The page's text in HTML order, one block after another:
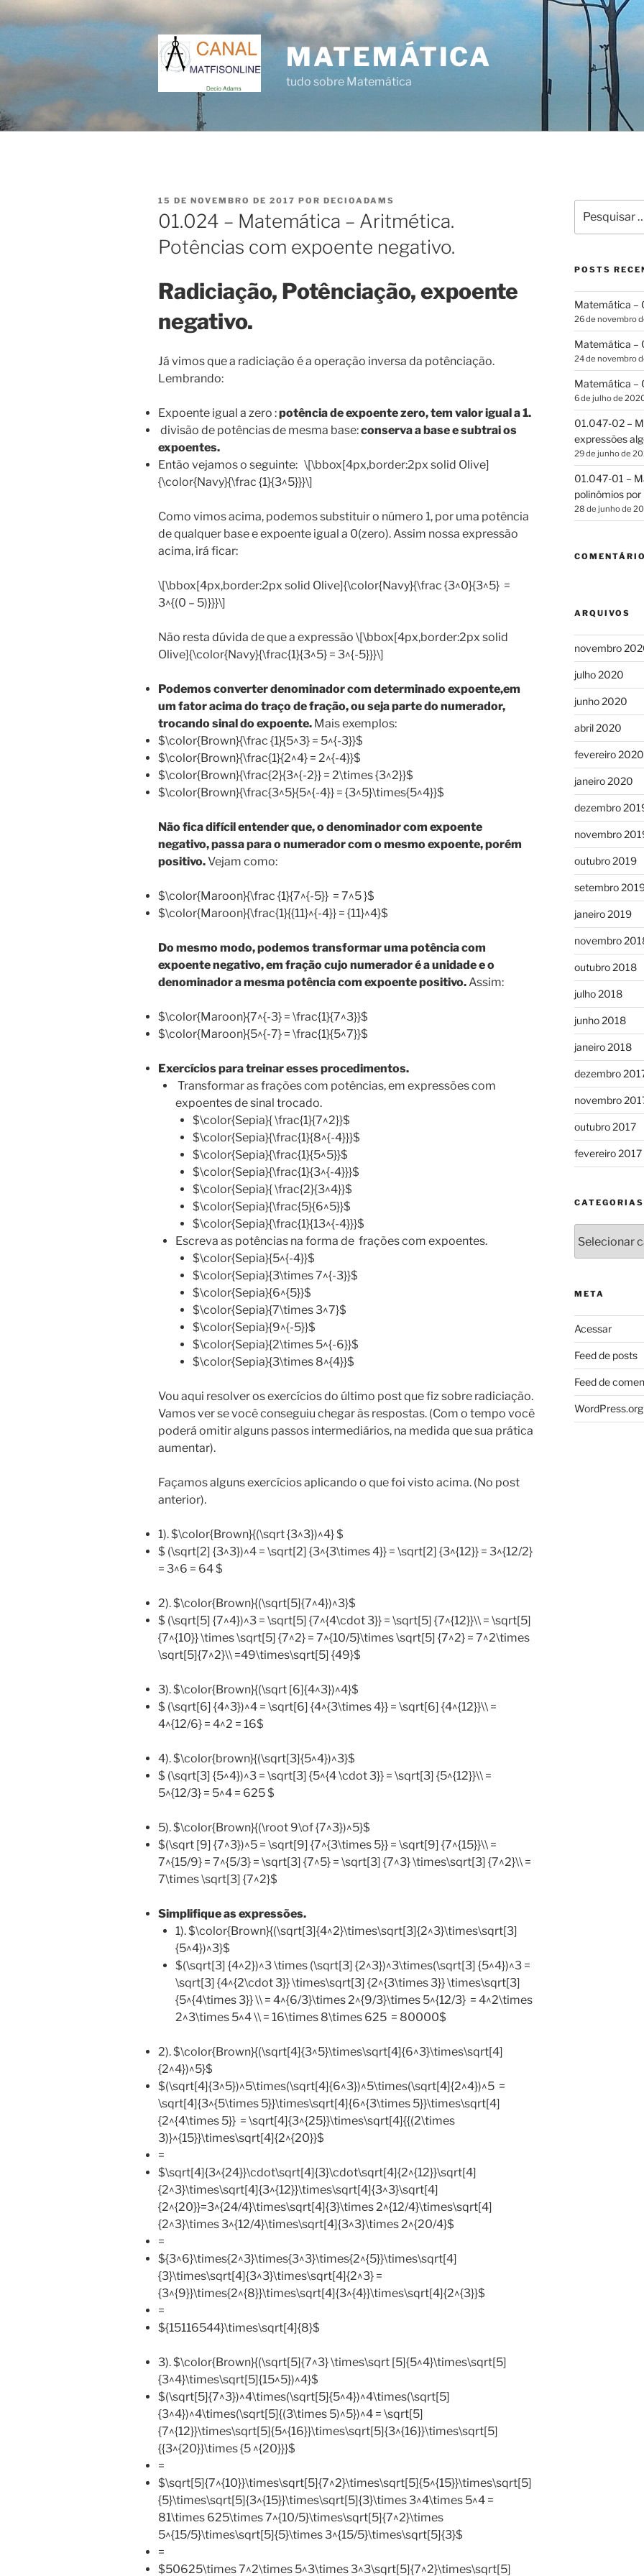
Pular
para
conteúdo
MATEMÁTICA
tudo sobre Matemática
PUBLICADO
EM
15 DE NOVEMBRO DE 2017 POR DECIOADAMS
01.024 – Matemática – Aritmética.
Potências com expoente negativo.
Radiciação, Potênciação, expoente
negativo.
Já vimos que a radiciação é a operação inversa da potênciação.
Lembrando:
Expoente igual a zero :potência de expoente zero, tem valor igual a 1.
divisão de potências de mesma base:conserva a base e subtrai os
expoentes.
Então vejamos o seguinte: \[\bbox[4px,border:2px solid Olive]
{\color{Navy}{\frac {1}{3^5}}}\]
Como vimos acima, podemos substituir o número 1, por uma potência
de qualquer base e expoente igual a 0(zero). Assim nossa expressão
acima, irá ficar:
\[\bbox[4px,border:2px solid Olive]{\color{Navy}{\frac {3^0}{3^5} =
3^{(0 – 5)}}}\]
Não resta dúvida de que a expressão \[\bbox[4px,border:2px solid
Olive]{\color{Navy}{\frac{1}{3^5} = 3^{-5}}}\]
Podemos converter denominador com determinado expoente,em
um fator acima do traço de fração, ou seja parte do numerador,
trocando sinal do expoente. Mais exemplos:
$\color{Brown}{\frac {1}{5^3} = 5^{-3}}$
$\color{Brown}{\frac{1}{2^4} = 2^{-4}}$
$\color{Brown}{\frac{2}{3^{-2}} = 2\times {3^2}}$
$\color{Brown}{\frac{3^5}{5^{-4}} = {3^5}\times{5^4}}$
Não fica difícil entender que, o denominador com expoente
negativo, passa para o numerador com o mesmo expoente, porém
positivo.Vejam como:
$\color{Maroon}{\frac {1}{7^{-5}} = 7^5 }$
$\color{Maroon}{\frac{1}{{11}^{-4}} = {11}^4}$
Do mesmo modo, podemos transformar uma potência com
expoente negativo, em fração cujo numerador é a unidade e o
denominador a mesma potência com expoente positivo. Assim:
$\color{Maroon}{7^{-3} = \frac{1}{7^3}}$
$\color{Maroon}{5^{-7} = \frac{1}{5^7}}$
Exercícios para treinar esses procedimentos.
Transformar as frações com potências, em expressões com
expoentes de sinal trocado.
$\color{Sepia}{ \frac{1}{7^2}}$
$\color{Sepia}{\frac{1}{8^{-4}}}$
$\color{Sepia}{\frac{1}{5^5}}$
$\color{Sepia}{\frac{1}{3^{-4}}}$
$\color{Sepia}{ \frac{2}{3^4}}$
$\color{Sepia}{\frac{5}{6^5}}$
$\color{Sepia}{\frac{1}{13^{-4}}}$
Escreva as potências na forma de frações com expoentes.
$\color{Sepia}{5^{-4}}$
$\color{Sepia}{3\times 7^{-3}}$
$\color{Sepia}{6^{5}}$
$\color{Sepia}{7\times 3^7}$
$\color{Sepia}{9^{-5}}$
$\color{Sepia}{2\times 5^{-6}}$
$\color{Sepia}{3\times 8^{4}}$
Vou aqui resolver os exercícios do último post que fiz sobre radiciação.
Vamos ver se você conseguiu chegar às respostas. (Com o tempo você
poderá omitir alguns passos intermediários, na medida que sua prática
aumentar).
Façamos alguns exercícios aplicando o que foi visto acima. (No post
anterior).
1). $\color{Brown}{(\sqrt {3^3})^4} $
$ (\sqrt[2] {3^3})^4 = \sqrt[2] {3^{3\times 4}} = \sqrt[2] {3^{12}} = 3^{12/2}
= 3^6 = 64 $
2). $\color{Brown}{(\sqrt[5]{7^4})^3}$
$ (\sqrt[5] {7^4})^3 = \sqrt[5] {7^{4\cdot 3}} = \sqrt[5] {7^{12}}\\ = \sqrt[5]
{7^{10}} \times \sqrt[5] {7^2} = 7^{10/5}\times \sqrt[5] {7^2} = 7^2\times
\sqrt[5]{7^2}\\ =49\times\sqrt[5] {49}$
3). $\color{Brown}{(\sqrt [6]{4^3})^4}$
$ (\sqrt[6] {4^3})^4 = \sqrt[6] {4^{3\times 4}} = \sqrt[6] {4^{12}}\\ =
4^{12/6} = 4^2 = 16$
4). $\color{brown}{(\sqrt[3]{5^4})^3}$
$ (\sqrt[3] {5^4})^3 = \sqrt[3] {5^{4 \cdot 3}} = \sqrt[3] {5^{12}}\\ =
5^{12/3} = 5^4 = 625 $
5). $\color{Brown}{(\root 9\of {7^3})^5}$
$(\sqrt [9] {7^3})^5 = \sqrt[9] {7^{3\times 5}} = \sqrt[9] {7^{15}}\\ =
7^{15/9} = 7^{5/3} = \sqrt[3] {7^5} = \sqrt[3] {7^3} \times\sqrt[3] {7^2}\\ =
7\times \sqrt[3] {7^2}$
Simplifique as expressões.
1). $\color{Brown}{(\sqrt[3]{4^2}\times\sqrt[3]{2^3}\times\sqrt[3]
{5^4})^3}$
$(\sqrt[3] {4^2})^3 \times (\sqrt[3] {2^3})^3\times(\sqrt[3] {5^4})^3 =
\sqrt[3] {4^{2\cdot 3}} \times\sqrt[3] {2^{3\times 3}} \times\sqrt[3]
{5^{4\times 3}} \\ = 4^{6/3}\times 2^{9/3}\times 5^{12/3} = 4^2\times
2^3\times 5^4 \\ = 16\times 8\times 625 = 80000$
2). $\color{Brown}{(\sqrt[4]{3^5}\times\sqrt[4]{6^3}\times\sqrt[4]
{2^4})^5}$
$(\sqrt[4]{3^5})^5\times(\sqrt[4]{6^3})^5\times(\sqrt[4]{2^4})^5 =
\sqrt[4]{3^{5\times 5}}\times\sqrt[4]{6^{3\times 5}}\times\sqrt[4]
{2^{4\times 5}} = \sqrt[4]{3^{25}}\times\sqrt[4]{{(2\times
3)}^{15}}\times\sqrt[4]{2^{20}}$
=
$\sqrt[4]{3^{24}}\cdot\sqrt[4]{3}\cdot\sqrt[4]{2^{12}}\sqrt[4]
{2^3}\times\sqrt[4]{3^{12}}\times\sqrt[4]{3^3}\sqrt[4]
{2^{20}}=3^{24/4}\times\sqrt[4]{3}\times 2^{12/4}\times\sqrt[4]
{2^3}\times 3^{12/4}\times\sqrt[4]{3^3}\times 2^{20/4}$
=
${3^6}\times{2^3}\times{3^3}\times{2^{5}}\times\sqrt[4]
{3}\times\sqrt[4]{3^3}\times\sqrt[4]{2^3} =
{3^{9}}\times{2^{8}}\times\sqrt[4]{3^{4}}\times\sqrt[4]{2^{3}}$
=
${15116544}\times\sqrt[4]{8}$
3). $\color{Brown}{(\sqrt[5]{7^3} \times\sqrt [5]{5^4}\times\sqrt[5]
{3^4}\times\sqrt[5]{15^5})^4}$
$(\sqrt[5]{7^3})^4\times(\sqrt[5]{5^4})^4\times(\sqrt[5]
{3^4})^4\times(\sqrt[5]{(3\times 5)^5})^4 = \sqrt[5]
{7^{12}}\times\sqrt[5]{5^{16}}\times\sqrt[5]{3^{16}}\times\sqrt[5]
{{3^{20}}\times {5 ^{20}}}$
=
$\sqrt[5]{7^{10}}\times\sqrt[5]{7^2}\times\sqrt[5]{5^{15}}\times\sqrt[5]
{5}\times\sqrt[5]{3^{15}}\times\sqrt[5]{3}\times 3^4\times 5^4 =
81\times 625\times 7^{10/5}\times\sqrt[5]{7^2}\times
5^{15/5}\times\sqrt[5]{5}\times 3^{15/5}\times\sqrt[5]{3}$
=
$50625\times 7^2\times 5^3\times 3^3\sqrt[5]{7^2}\times\sqrt[5]
por:
POSTS
Matemática –
26 de novembro
Matemática –
24 de novembro
Matemática –
6 de julho de
01.047-02 –
expressões
29 de junho de
01.047-01 –
polinômios por
28 de junho de
ARQUIVOS
novembro
julho 2020
junho 2020
abril 2020
fevereiro 2020
janeiro 2020
dezembro
novembro
outubro 2019
setembro
janeiro 2019
novembro
outubro 2018
julho 2018
junho 2018
janeiro 2018
dezembro
novembro
outubro 2017
fevereiro 2017
CATEGORIAS
META
Acessar
Feed de posts
Feed de
WordPress.org